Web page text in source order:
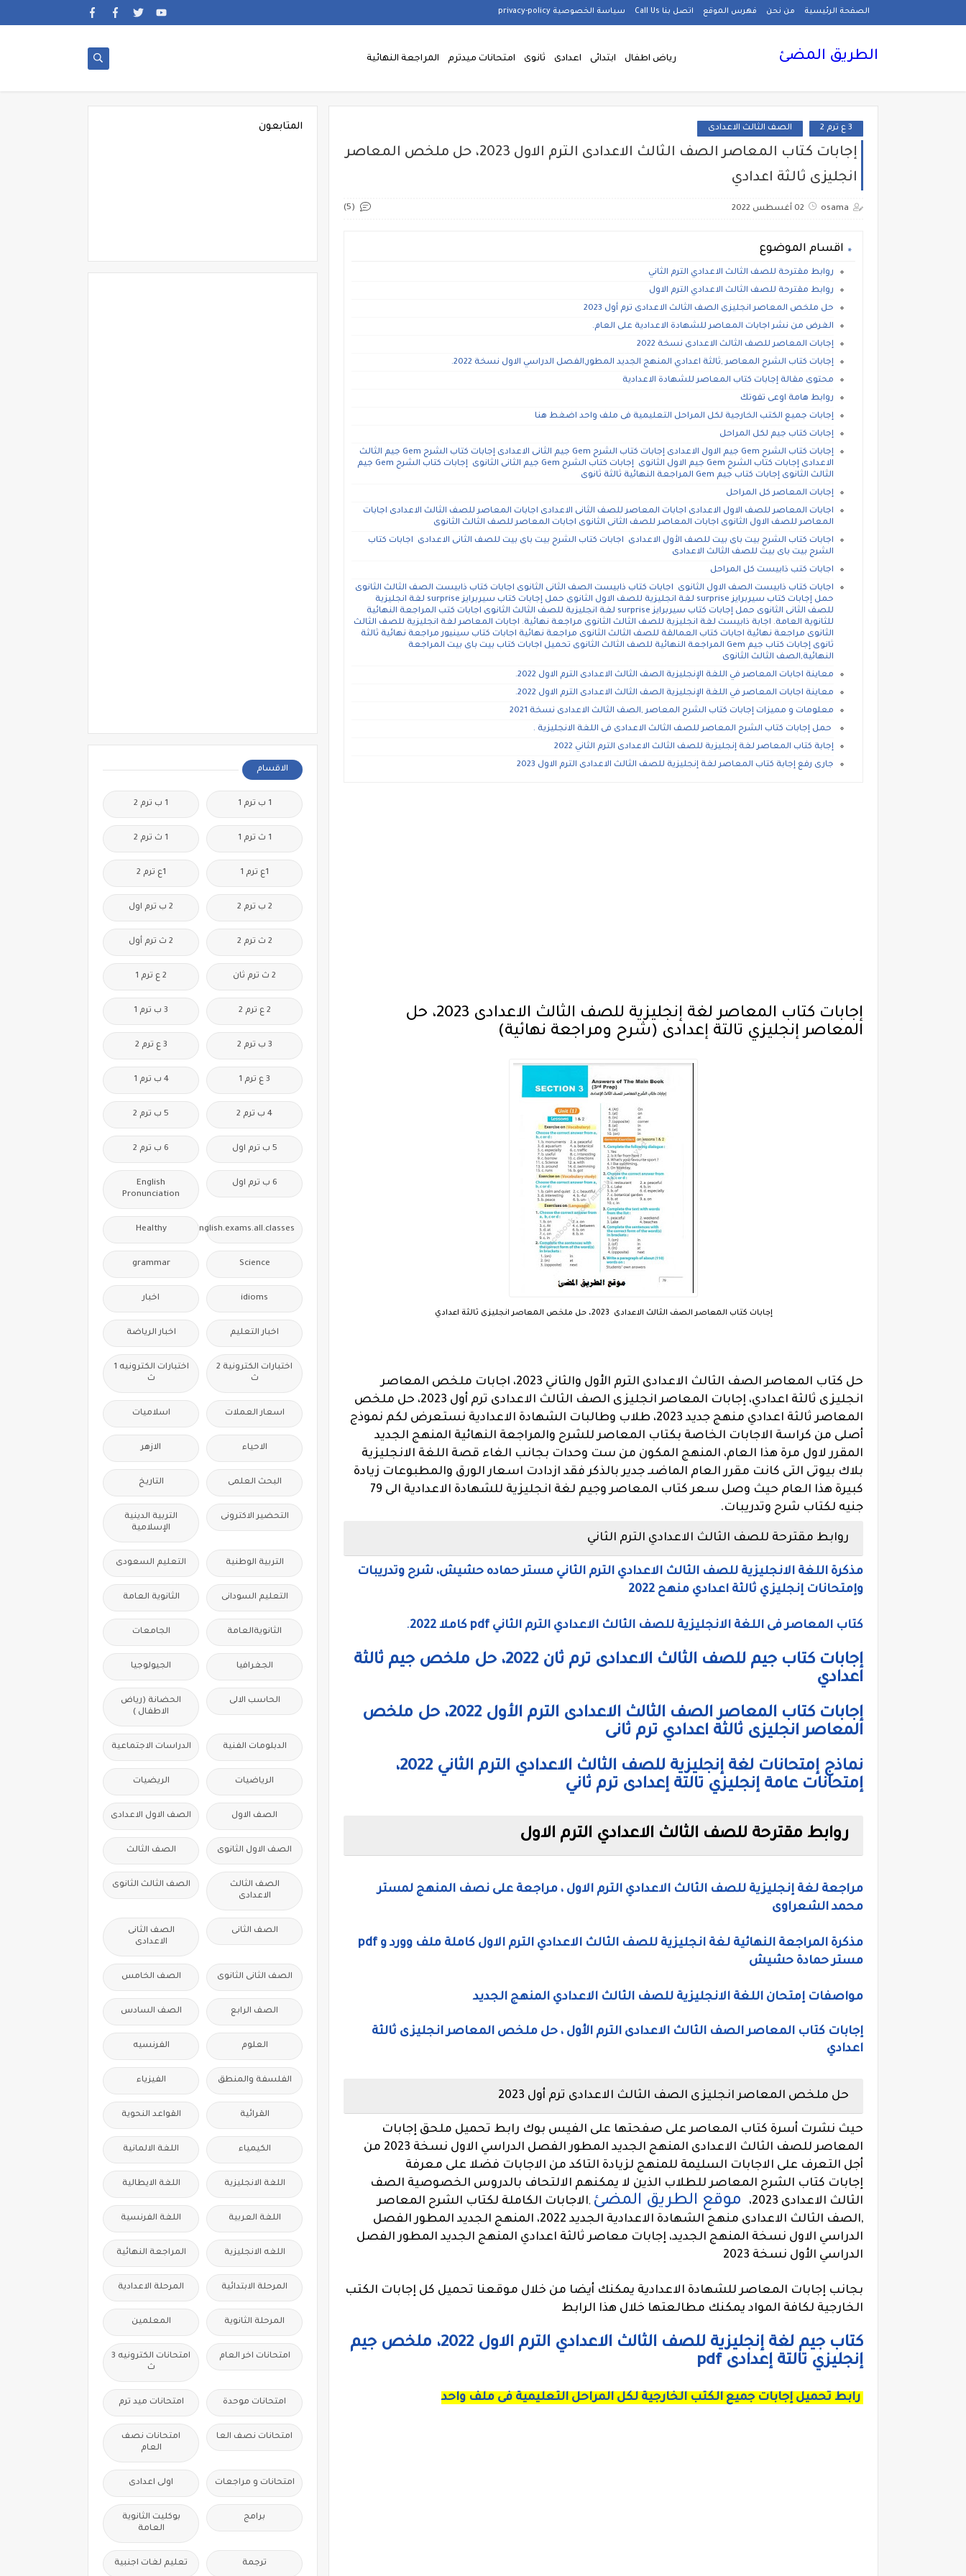
الصفحة الرئيسية من نحن فهرس الموقع اتصل بنا Call Us سياسة الخصوصية privacy-policy
الطريق المضئ رياض اطفال ابتدائى اعدادى ثانوى امتحانات ميدترم المراجعة النهائية
3 ع ترم 2 الصف الثالث الاعدادى
إجابات كتاب المعاصر الصف الثالث الاعدادى الترم الاول 2023، حل ملخص المعاصر
انجليزى ثالثة اعدادي
osama 02 أغسطس 2022 (5)
اقسام الموضوع
روابط مقترحة للصف الثالث الاعدادي الترم الثاني
روابط مقترحة للصف الثالث الاعدادي الترم الاول
حل ملخص المعاصر انجليزى الصف الثالث الاعدادى ترم أول 2023
الغرض من نشر اجابات المعاصر للشهادة الاعدادية على العام.
إجابات المعاصر للصف الثالث الاعدادى نسخة 2022
إجابات كتاب الشرح المعاصر ,ثالثة اعدادي المنهج الجديد المطور,الفصل الدراسي الاول نسخة 2022.
محتوى مقالة إجابات كتاب المعاصر للشهادة الاعدادية
روابط هامة اوعى تفوتك
إجابات جميع الكتب الخارجية لكل المراحل التعليمية فى ملف واحد اضغط هنا
إجابات كتاب جيم لكل المراحل
إجابات كتاب الشرح Gem جيم الاول الاعدادى إجابات كتاب الشرح Gem جيم الثانى الاعدادى إجابات كتاب الشرح Gem جيم الثالث
الاعدادى إجابات كتاب الشرح Gem جيم الاول الثانوى إجابات كتاب الشرح Gem جيم الثانى الثانوى إجابات كتاب الشرح Gem جيم
الثالث الثانوى إجابات كتاب جيم Gem المراجعة النهائية ثالثة ثانوى
إجابات المعاصر كل المراحل
اجابات المعاصر للصف الاول الاعدادى اجابات المعاصر للصف الثانى الاعدادى اجابات المعاصر للصف الثالث الاعدادى اجابات
المعاصر للصف الاول الثانوى اجابات المعاصر للصف الثانى الثانوى اجابات المعاصر للصف الثالث الثانوى
اجابات كتاب الشرح بيت باى بيت للصف الأول الاعدادى اجابات كتاب الشرح بيت باى بيت للصف الثانى الاعدادى اجابات كتاب
الشرح بيت باى بيت للصف الثالث الاعدادى
اجابات كتب ذابيست كل المراحل
اجابات كتاب ذابيست الصف الاول الثانوى اجابات كتاب ذابيست الصف الثانى الثانوى اجابات كتاب ذابيست الصف الثالث الثانوى
حمل إجابات كتاب سيربرايز surprise لغة انجليزية للصف الاول الثانوى حمل إجابات كتاب سيربرايز surprise لغة انجليزية
للصف الثانى الثانوى حمل إجابات كتاب سيربرايز surprise لغة انجليزية للصف الثالث الثانوى اجابات كتب المراجعة النهائية
للثانوية العامة. اجابة ذابيست لغة انجليزية للصف الثالث الثانوى مراجعة نهائية. اجابات المعاصر لغة انجليزية للصف الثالث
الثانوى مراجعة نهائية اجابات كتاب العمالقة للصف الثالث الثانوى مراجعة نهائية اجابات كتاب سينيور مراجعة نهائية ثالثة
ثانوى إجابات كتاب جيم Gem المراجعة النهائية للصف الثالث الثانوى تحميل اجابات كتاب بيت باى بيت المراجعة
النهائية,الصف الثالث الثانوى
معاينة اجابات المعاصر في اللغة الإنجليزية الصف الثالث الاعدادى الترم الاول 2022.
معاينة اجابات المعاصر في اللغة الإنجليزية الصف الثالث الاعدادى الترم الاول 2022.
معلومات و مميزات إجابات كتاب الشرح المعاصر ,الصف الثالث الاعدادى نسخة 2021
حمل إجابات كتاب الشرح المعاصر للصف الثالث الاعدادى فى اللغة الانجليزية .
إجابة كتاب المعاصر لغة إنجليزية للصف الثالث الاعدادى الترم الثاني 2022
جارى رفع إجابة كتاب المعاصر لغة إنجليزية للصف الثالث الاعدادى الترم الاول 2023
إجابات كتاب المعاصر لغة إنجليزية للصف الثالث الاعدادى 2023، حل
المعاصر إنجليزي تالتة إعدادى (شرح ومراجعة نهائية)
إجابات كتاب المعاصر الصف الثالث الاعدادى 2023، حل ملخص المعاصر انجليزى ثالثة اعدادي
حل كتاب المعاصر الصف الثالث الاعدادى الترم الأول والثاني 2023، اجابات ملخص المعاصر
انجليزى ثالثة اعدادي، إجابات المعاصر انجليزى الصف الثالث الاعدادى ترم أول 2023، حل ملخص
المعاصر ثالثة اعدادي منهج جديد 2023، طلاب وطالبات الشهادة الاعدادية نستعرض لكم نموذج
أصلى من كراسة الاجابات الخاصة بكتاب المعاصر للشرح والمراجعة النهائية المنهج الجديد
المقرر لاول مرة هذا العام، المنهج المكون من ست وحدات بجانب الغاء قصة اللغة الانجليزية
بلاك بيوتى التى كانت مقرر العام الماضىـ جدير بالذكر فقد ازدادت اسعار الورق والمطبوعات زيادة
كبيرة هذا العام حيث وصل سعر كتاب المعاصر وجيم لغة انجليزية للشهادة الاعدادية الى 79
جنيه لكتاب شرح وتدريبات.
روابط مقترحة للصف الثالث الاعدادي الترم الثاني
مذكرة اللغة الانجليزية للصف الثالث الاعدادي الترم الثاني مستر حماده حشيش، شرح وتدريبات
وإمتحانات إنجليزي ثالثة اعدادي منهح 2022
كتاب المعاصر فى اللغة الانجليزية للصف الثالث الاعدادي الترم الثاني pdf كاملا 2022 .
إجابات كتاب جيم للصف الثالث الاعدادى ترم ثان 2022، حل ملخص جيم ثالثة
اعدادي
إجابات كتاب المعاصر الصف الثالث الاعدادى الترم الأول 2022، حل ملخص
المعاصر انجليزى ثالثة اعدادي ترم ثانى
نماذج إمتحانات لغة إنجليزية للصف الثالث الاعدادي الترم الثاني 2022،
إمتحانات عامة إنجليزي تالتة إعدادى ترم ثاني
روابط مقترحة للصف الثالث الاعدادي الترم الاول
مراجعة لغة إنجليزية للصف الثالث الاعدادي الترم الاول ، مراجعة على نصف المنهج لمستر
محمد الشعراوى
مذكرة المراجعة النهائية لغة انجليزية للصف الثالث الاعدادي الترم الاول كاملة ملف وورد و pdf
مستر حمادة حشيش
مواصفات إمتحان اللغة الانجليزية للصف الثالث الاعدادي المنهج الجديد
إجابات كتاب المعاصر الصف الثالث الاعدادى الترم الأول ، حل ملخص المعاصر انجليزى ثالثة
اعدادي
حل ملخص المعاصر انجليزى الصف الثالث الاعدادى ترم أول 2023
حيث نشرت أسرة كتاب المعاصر على صفحتها على الفيس بوك رابط تحميل ملحق إجابات
المعاصر للصف الثالث الاعدادى المنهج الجديد المطور الفصل الدراسي الاول نسخة 2023 من
أجل التعرف على الاجابات السليمة للمنهج لزيادة التاكد من الاجابات فضلا على معرفة
إجابات كتاب الشرح المعاصر للطلاب الذين لا يمكنهم الالتحاف بالدروس الخصوصية الصف
الثالث الاعدادى 2023،
موقع الطريق المضئ ,الاجابات الكاملة لكتاب الشرح المعاصر
,الصف الثالث الاعدادى منهج الشهادة الاعدادية الجديد 2022، المنهج الجديد المطور الفصل
الدراسي الاول نسخة المنهج الجديد، إجابات معاصر ثالثة اعدادي المنهج الجديد المطور الفصل
الدراسي الأول نسخة 2023
بجانب إجابات المعاصر للشهادة الاعدادية يمكنك أيضا من خلال موقعنا تحميل كل إجابات الكتب
الخارجية لكافة المواد يمكنك مطالعتها خلال هذا الرابط
كتاب جيم لغة إنجليزية للصف الثالث الاعدادي الترم الاول 2022، ملخص جيم
إنجليزي تالتة إعدادى pdf
رابط تحميل إجابات جميع الكتب الخارجية لكل المراحل التعليمية فى ملف واحد
المتابعون
الاقسام
1 ب ترم 1 1 ب ترم 2
1 ث ترم 1 1 ث ترم 2
1ع ترم 1 1ع ترم 2
2 ب ترم 2 2 ب ترم اول
2 ث ترم 2 2 ث ترم أول
2 ث ترم ثان 2 ع ترم 1
2 ع ترم 2 3 ب ترم 1
3 ب ترم 2 3 ع ترم 2
3 ع ترم 1 4 ب ترم 1
4 ب ترم 2 5 ب ترم 2
5 ب ترم اول 6 ب ترم 2
6 ب ترم اول
English
Pronunciation
Free.English.exams.all.classes
Healthy
Science
grammar
idioms اخبار
اخبار التعليم اخبار الرياضة
اختبارات الكترونية 2
ث
اختبارات الكترونيه 1
ث
اسعار العملات اسلاميات
الاحياء الازهر
البحث العلمى التاريخ
التحضير الاكترونى
التربية الدينية
الإسلامية
التربية الوطنية التعليم السعودى
التعليم السودانى الثانوية العامة
الثانويةالعامة الجامعات
الجغرافيا الجيولوجيا
الحاسب الالى
الحضانة (رياض
الاطفال )
الدبلومات الفنية الدراسات الاجتماعية
الرياضيات الريضيات
الصف الاول الصف الاول الاعدادى
الصف الاول الثانوى الصف الثالث
الصف الثالث
الاعدادى
الصف الثالث الثانوى
الصف الثانى
الصف الثانى
الاعدادى
الصف الثانى الثانوى الصف الخامس
الصف الرابع الصف السادس
العلوم الفرنسيه
الفلسفة والمنطق الفيزياء
القرائية القواعد النحوية
الكيمياء اللغة الالمانية
اللغة الانجليزية اللغة الايطالية
اللغة العربية اللغة الفرنسية
اللغه الانجليزية المراجعة النهائية
المرحلة الابتدائية المرحلة الاعدادية
المرحلة الثانوية المعلمين
امتحانات اخر العام
امتحانات الكترونيه 3
ث
امتحانات موحدة امتحانات ميد ترم
امتحانات نصف العا
امتحانات نصف
العام
امتحانات و مراجعات اولى اعدادى
برامج
بوكليت الثانوية
العامة
ترجمة تعليم لغات اجنبية